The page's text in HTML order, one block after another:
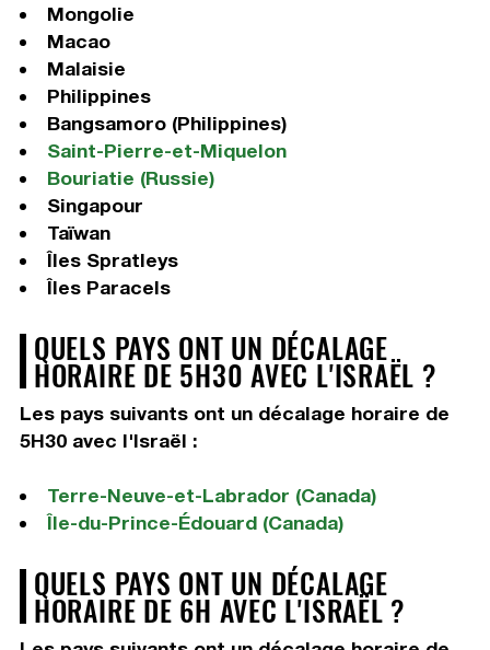
Mongolie
Macao
Malaisie
Philippines
Bangsamoro (Philippines)
Saint-Pierre-et-Miquelon
Bouriatie (Russie)
Singapour
Taïwan
Îles Spratleys
Îles Paracels
QUELS PAYS ONT UN DÉCALAGE
HORAIRE DE 5H30 AVEC L'ISRAËL ?
Les pays suivants ont un décalage horaire de
5H30 avec l'Israël :
Terre-Neuve-et-Labrador (Canada)
Île-du-Prince-Édouard (Canada)
QUELS PAYS ONT UN DÉCALAGE
HORAIRE DE 6H AVEC L'ISRAËL ?